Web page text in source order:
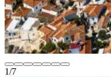
1/7